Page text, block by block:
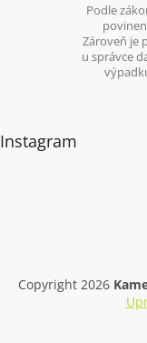
Podle
Zároveň je
u správce
Instagram
Copyright 2026